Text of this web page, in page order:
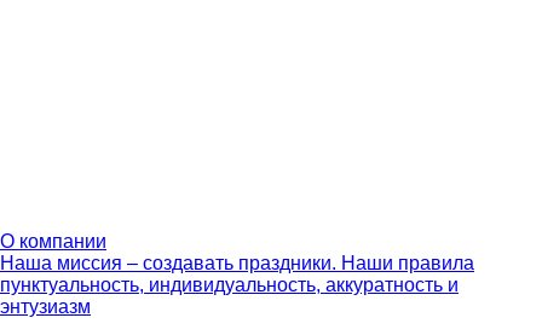
О компании
Наша миссия – создавать праздники. Наши правила
пунктуальность, индивидуальность, аккуратность и
энтузиазм